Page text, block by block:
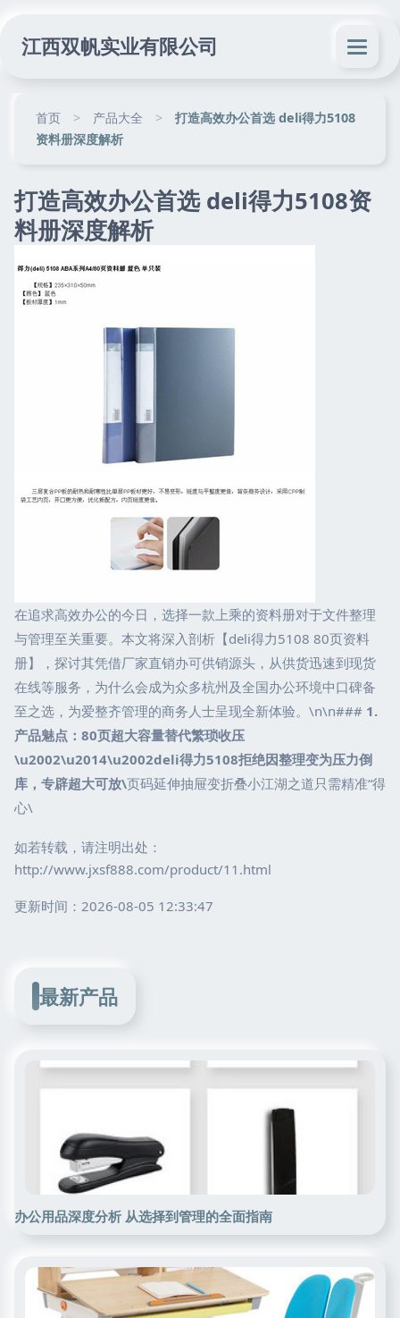
江西双帆实业有限公司
首页 > 产品大全 >
打造高效办公首选 deli得力5108
资料册深度解析
打造高效办公首选 deli得力5108资
料册深度解析
在追求高效办公的今日，选择一款上乘的资料册对于文件整理
与管理至关重要。本文将深入剖析【deli得力5108 80页资料
册】，探讨其凭借厂家直销办可供销源头，从供货迅速到现货
在线等服务，为什么会成为众多杭州及全国办公环境中口碑备
至之选，为爱整齐管理的商务人士呈现全新体验。\n\n### 1.
产品魅点：80页超大容量替代繁琐收压
\u2002\u2014\u2002deli得力5108拒绝因整理变为压力倒
库，专辟超大可放\页码延伸抽屉变折叠小江湖之道只需精准“得
心\
如若转载，请注明出处：
http://www.jxsf888.com/product/11.html
更新时间：2026-08-05 12:33:47
最新产品
办公用品深度分析 从选择到管理的全面指南